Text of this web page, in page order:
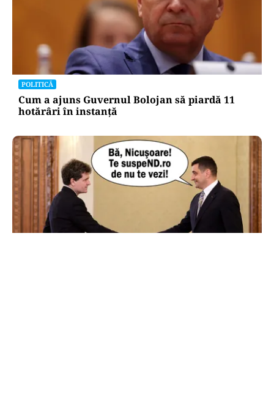
POLITICĂ
Cum a ajuns Guvernul Bolojan să piardă 11
hotărâri în instanță